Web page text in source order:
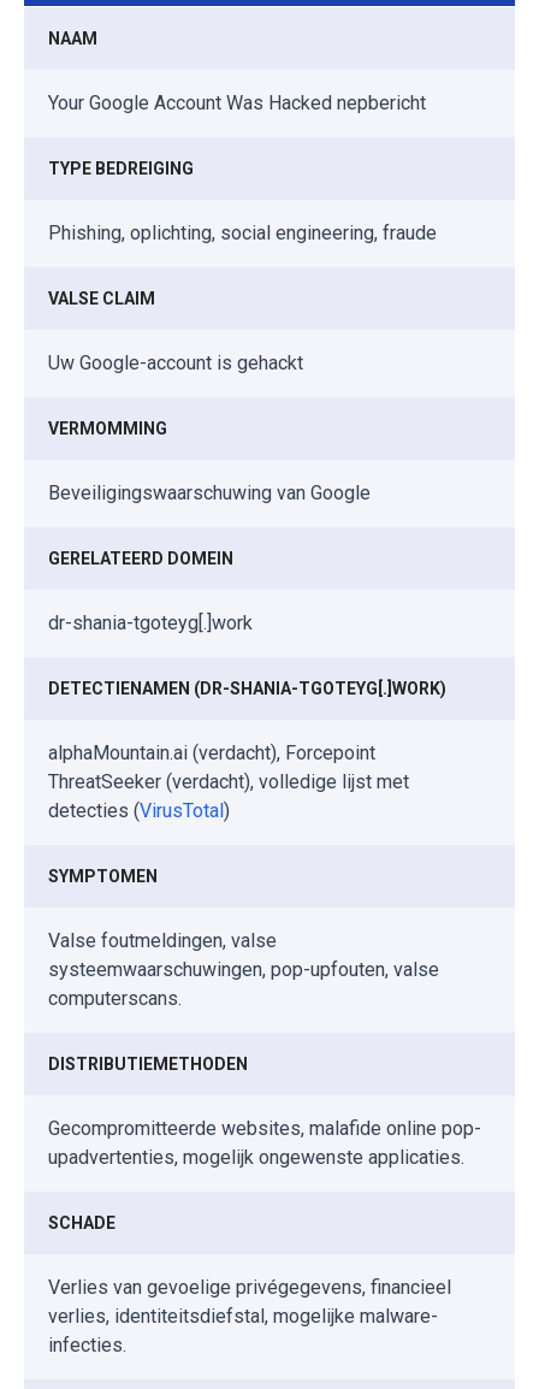
NAAM
Your Google Account Was Hacked nepbericht
TYPE BEDREIGING
Phishing, oplichting, social engineering, fraude
VALSE CLAIM
Uw Google-account is gehackt
VERMOMMING
Beveiligingswaarschuwing van Google
GERELATEERD DOMEIN
dr-shania-tgoteyg[.]work
DETECTIENAMEN (DR-SHANIA-TGOTEYG[.]WORK)
alphaMountain.ai (verdacht), Forcepoint
ThreatSeeker (verdacht), volledige lijst met
detecties (VirusTotal)
SYMPTOMEN
Valse foutmeldingen, valse
systeemwaarschuwingen, pop-upfouten, valse
computerscans.
DISTRIBUTIEMETHODEN
Gecompromitteerde websites, malafide online pop-
upadvertenties, mogelijk ongewenste applicaties.
SCHADE
Verlies van gevoelige privégegevens, financieel
verlies, identiteitsdiefstal, mogelijke malware-
infecties.